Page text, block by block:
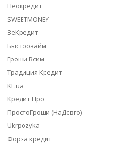
Неокредит
SWEETMONEY
ЗеКредит
Быстрозайм
Гроши Всим
Традиция Кредит
KF.ua
Кредит Про
ПростоГроши (НаДовго)
Ukrpozyka
Форза кредит